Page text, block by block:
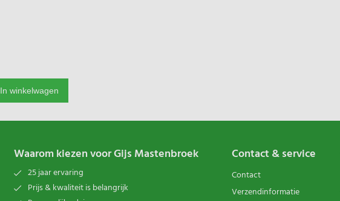
In winkelwagen
Waarom kiezen voor Gijs Mastenbroek
25 jaar ervaring
Prijs & kwaliteit is belangrijk
Contact & service
Contact
Verzendinformatie